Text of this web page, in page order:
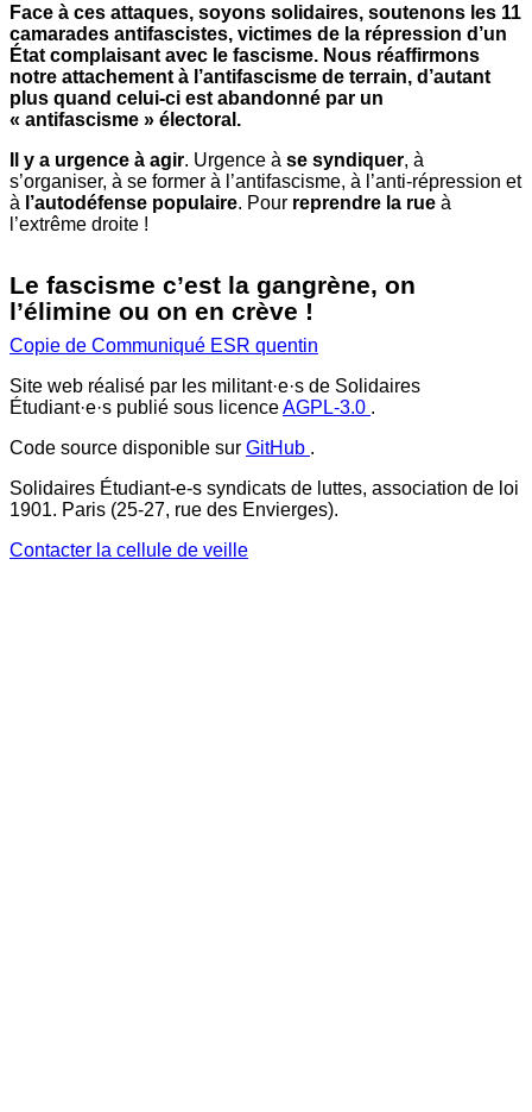
Face à ces attaques, soyons solidaires, soutenons les 11
camarades antifascistes, victimes de la répression d’un
État complaisant avec le fascisme. Nous réaffirmons
notre attachement à l’antifascisme de terrain, d’autant
plus quand celui-ci est abandonné par un
« antifascisme » électoral.
Il y a urgence à agir. Urgence à se syndiquer, à
s’organiser, à se former à l’antifascisme, à l’anti-répression et
à l’autodéfense populaire. Pour reprendre la rue à
l’extrême droite !
Le fascisme c’est la gangrène, on
l’élimine ou on en crève !
Copie de Communiqué ESR quentin
Site web réalisé par les militant·e·s de Solidaires
Étudiant·e·s publié sous licenceAGPL-3.0 .
Code source disponible sur GitHub .
Solidaires Étudiant-e-s syndicats de luttes, association de loi
1901. Paris (25-27, rue des Envierges).
Contacter la cellule de veille